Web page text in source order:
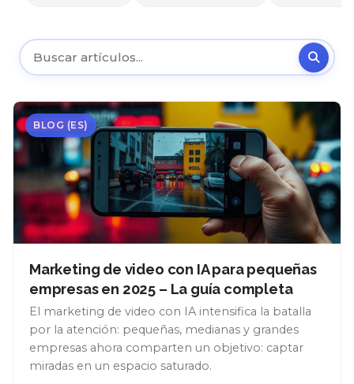
BLOG (ES)
Marketing de video con IA para pequeñas
empresas en 2025 – La guía completa
El marketing de video con IA intensifica la batalla
por la atención: pequeñas, medianas y grandes
empresas ahora comparten un objetivo: captar
miradas en un espacio saturado.